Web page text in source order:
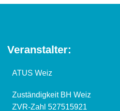
Veranstalter:
ATUS Weiz
Zuständigkeit BH Weiz
ZVR-Zahl 527515921